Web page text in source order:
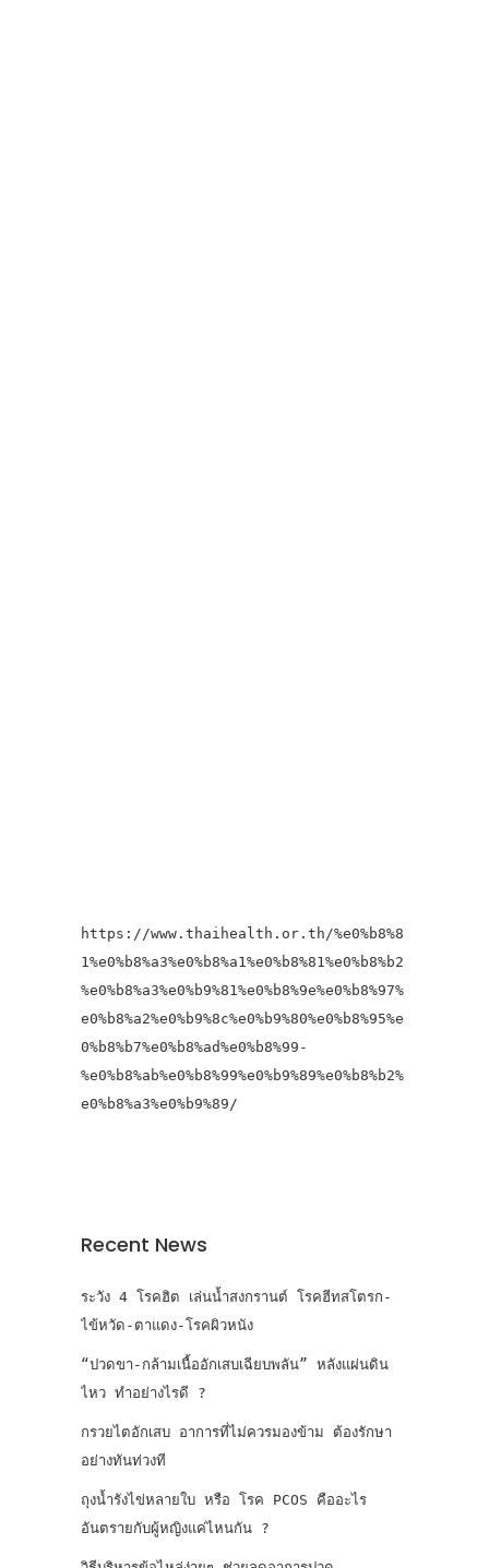
https://www.thaihealth.or.th/%e0%b8%8
1%e0%b8%a3%e0%b8%a1%e0%b8%81%e0%b8%b2
%e0%b8%a3%e0%b9%81%e0%b8%9e%e0%b8%97%
e0%b8%a2%e0%b9%8c%e0%b9%80%e0%b8%95%e
0%b8%b7%e0%b8%ad%e0%b8%99-
%e0%b8%ab%e0%b8%99%e0%b9%89%e0%b8%b2%
e0%b8%a3%e0%b9%89/
Recent News
ระวัง 4 โรคฮิต เล่นน้ำสงกรานต์ โรคฮีทสโตรก-
ไข้หวัด-ตาแดง-โรคผิวหนัง
“ปวดขา-กล้ามเนื้ออักเสบเฉียบพลัน” หลังแผ่นดิน
ไหว ทำอย่างไรดี ?
กรวยไตอักเสบ อาการที่ไม่ควรมองข้าม ต้องรักษา
อย่างทันท่วงที
ถุงน้ำรังไข่หลายใบ หรือ โรค PCOS คืออะไร
อันตรายกับผู้หญิงแค่ไหนกัน ?